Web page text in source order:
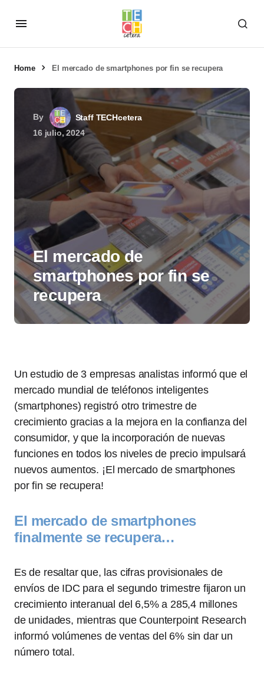
Home El mercado de smartphones por fin se recupera
By
Staff TECHcetera
16 julio, 2024
El mercado de
smartphones por fin se
recupera
Un estudio de 3 empresas analistas informó que el
mercado mundial de teléfonos inteligentes
(smartphones) registró otro trimestre de
crecimiento gracias a la mejora en la confianza del
consumidor, y que la incorporación de nuevas
funciones en todos los niveles de precio impulsará
nuevos aumentos. ¡El mercado de smartphones
por fin se recupera!
El mercado de smartphones
finalmente se recupera…
Es de resaltar que, las cifras provisionales de
envíos de IDC para el segundo trimestre fijaron un
crecimiento interanual del 6,5% a 285,4 millones
de unidades, mientras que Counterpoint Research
informó volúmenes de ventas del 6% sin dar un
número total.